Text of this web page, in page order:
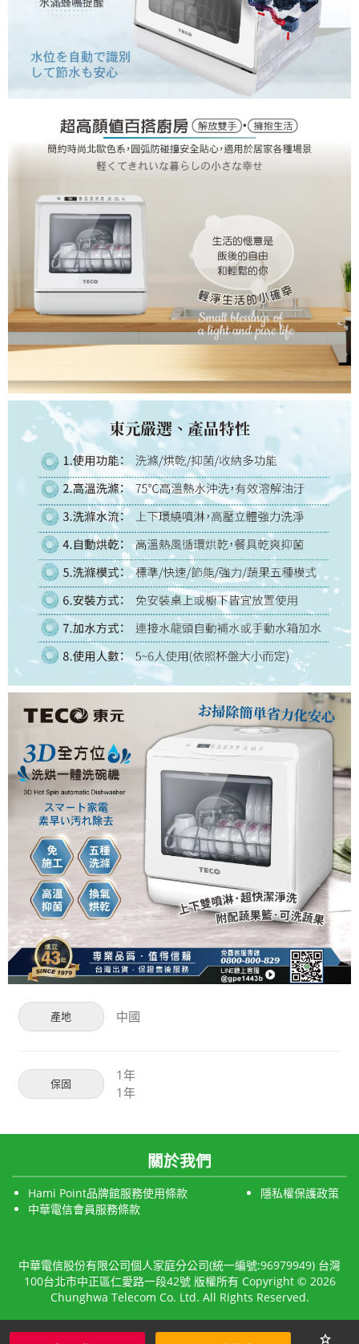
star
產地 中國
保固
1年
1年
關於我們
Hami Point品牌館服務使用條款
隱私權保護政策
中華電信會員服務條款
中華電信股份有限公司個人家庭分公司(統一編號:96979949) 台灣
100台北市中正區仁愛路一段42號 版權所有 Copyright © 2026
Chunghwa Telecom Co. Ltd. All Rights Reserved.